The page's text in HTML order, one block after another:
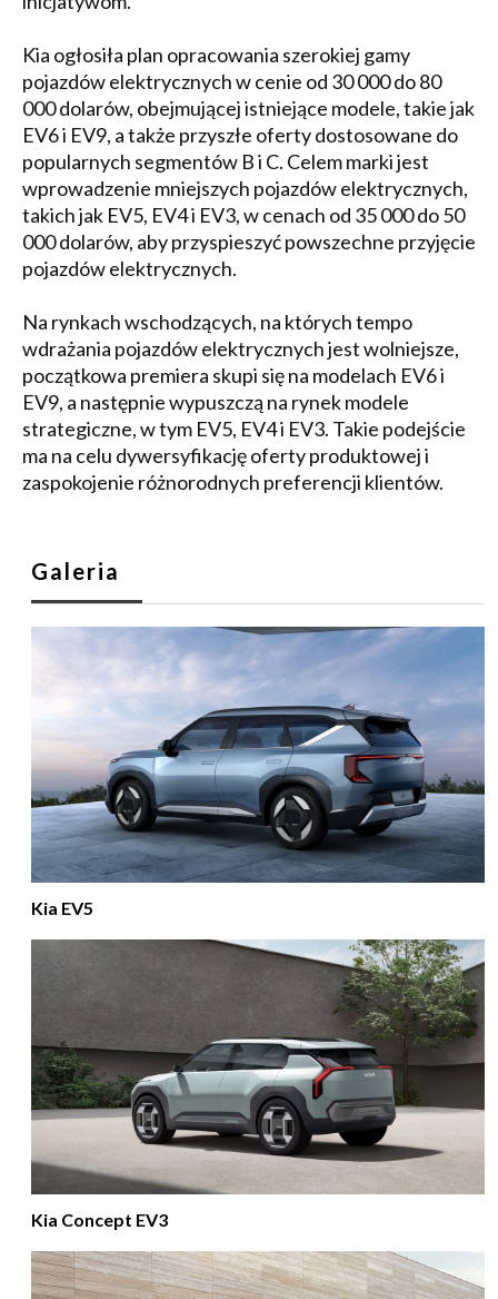
Kia ogłosiła plan opracowania szerokiej gamy
pojazdów elektrycznych w cenie od 30 000 do 80
000 dolarów, obejmującej istniejące modele, takie jak
EV6 i EV9, a także przyszłe oferty dostosowane do
popularnych segmentów B i C. Celem marki jest
wprowadzenie mniejszych pojazdów elektrycznych,
takich jak EV5, EV4 i EV3, w cenach od 35 000 do 50
000 dolarów, aby przyspieszyć powszechne przyjęcie
pojazdów elektrycznych.
Na rynkach wschodzących, na których tempo
wdrażania pojazdów elektrycznych jest wolniejsze,
początkowa premiera skupi się na modelach EV6 i
EV9, a następnie wypuszczą na rynek modele
strategiczne, w tym EV5, EV4 i EV3. Takie podejście
ma na celu dywersyfikację oferty produktowej i
zaspokojenie różnorodnych preferencji klientów.
Galeria
Kia EV5
Kia Concept EV3